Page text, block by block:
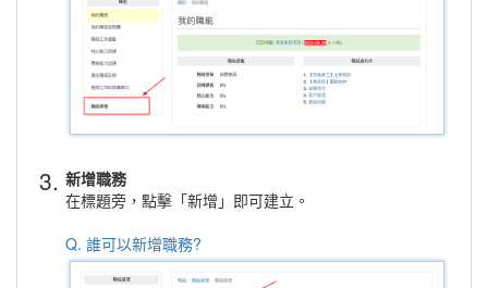
3. 新增職務
在標題旁，點擊「新增」即可建立。
Q. 誰可以新增職務?